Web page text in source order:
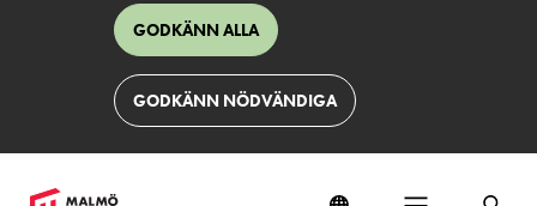
GODKÄNN ALLA
GODKÄNN NÖDVÄNDIGA